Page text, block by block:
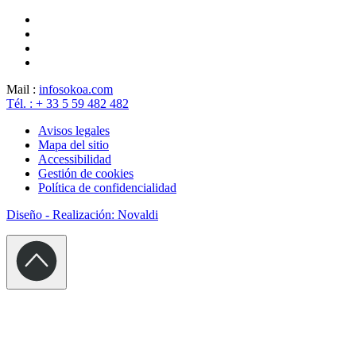
Mail : infosokoa.com
Tél. : + 33 5 59 482 482
Avisos legales
Mapa del sitio
Accessibilidad
Gestión de cookies
Política de confidencialidad
Diseño - Realización: Novaldi